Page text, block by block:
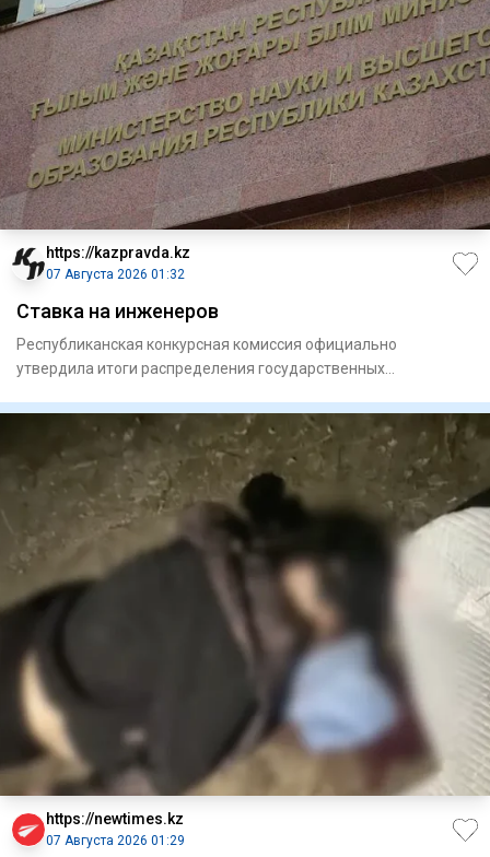
https://kazpravda.kz
07 Августа 2026 01:32
Ставка на инженеров
Республиканская конкурсная комиссия официально
утвердила итоги распределения государственных
https://newtimes.kz
07 Августа 2026 01:29